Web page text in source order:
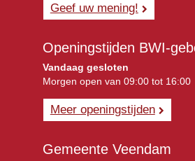
Geef uw mening!
Openingstijden BWI-
Vandaag gesloten
Morgen open van 09:00 tot 16:00
Meer openingstijden
Gemeente Veendam